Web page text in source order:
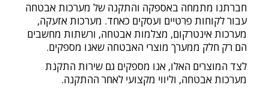
חברתנו מתמחה באספקה והתקנה של מערכות אבטחה
עבור לקוחות פרטיים ועסקים כאחד. מערכות אזעקה,
מערכות אינטרקום, מצלמות אבטחה, ורשתות מחשבים
הם רק חלק ממערך מוצרי האבטחה שאנו מספקים.
לצד המוצרים האלו, אנו מספקים גם שירות התקנת
מערכות אבטחה, וליווי מקצועי לאחר ההתקנה.